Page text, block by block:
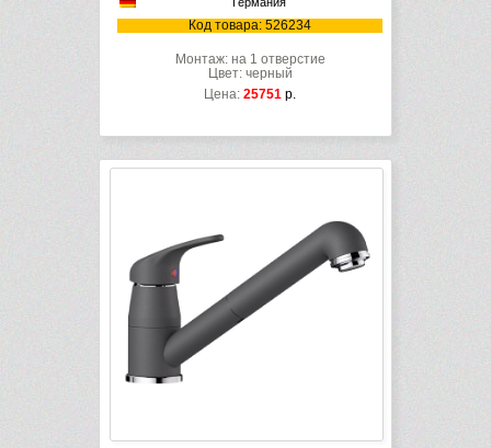
Код товара: 526234
Монтаж: на 1 отверстие
Цвет: черный
Цена: 25751 р.